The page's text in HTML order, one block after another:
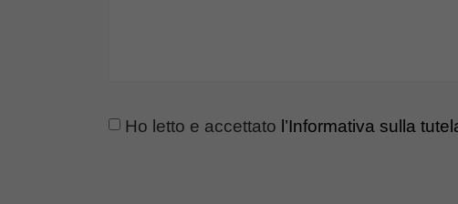
Ho letto e accettato l’Informativa sulla